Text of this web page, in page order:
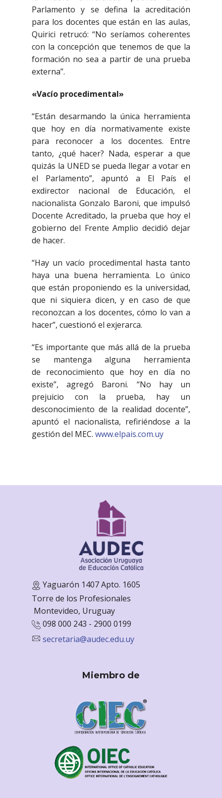
Parlamento y se defina la acreditación
para los docentes que están en las aulas,
Quirici retrucó: “No seríamos coherentes
con la concepción que tenemos de que la
formación no sea a partir de una prueba
externa”.
«Vacío procedimental»
“Están desarmando la única herramienta
que hoy en día normativamente existe
para reconocer a los docentes. Entre
tanto, ¿qué hacer? Nada, esperar a que
quizás la UNED se pueda llegar a votar en
el Parlamento”, apuntó a El País el
exdirector nacional de Educación, el
nacionalista Gonzalo Baroni, que impulsó
Docente Acreditado, la prueba que hoy el
gobierno del Frente Amplio decidió dejar
de hacer.
“Hay un vacío procedimental hasta tanto
haya una buena herramienta. Lo único
que están proponiendo es la universidad,
que ni siquiera dicen, y en caso de que
reconozcan a los docentes, cómo lo van a
hacer”, cuestionó el exjerarca.
“Es importante que más allá de la prueba
se mantenga alguna herramienta
de reconocimiento que hoy en día no
existe”, agregó Baroni. “No hay un
prejuicio con la prueba, hay un
desconocimiento de la realidad docente”,
apuntó el nacionalista, refiriéndose a la
gestión del MEC. www.elpais.com.uy
Yaguarón 1407 Apto. 1605
Torre de los Profesionales
Montevideo, Uruguay
098 000 243 - 2900 0199
secretaria@audec.edu.uy
Miembro de